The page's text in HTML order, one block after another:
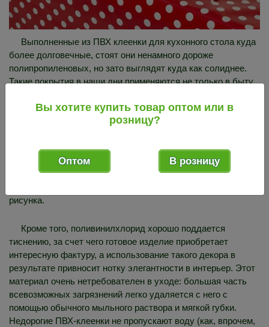
Выполненные из ПВХ клеенки для кухонного стола куда
более долговечные, стоят они ненамного дороже
полипропиленовых, но зато выглядят куда как солиднее.
Такие покрытия в наши дни применяются не только в быту,
нередко комбинируют с классическими скатертями из
натуральных тканей – льна или шелка. Поливинилхлорид
выгорает на солнце (за счет введения в сырье
светопоглощающих красителей). На протяжении многих лет
такой настольный материал будет сохранять свои
рисунка.
Кроме того, поливинилхлорид хорошо поддается
тиснению, за счет чего готовое изделие приобретает
интересную фактуру, а использование такого декора в
результате привносит нотку элегантности в интерьер. Этот
материал очень нетребователен в уходе: большая часть
всевозможных загрязнений легко удаляется с него с
помощью обычного мыльного раствора и мягкой губки.
Недорогие ПВХ-клеенки не пропускают воду (как, впрочем,
Вы хотите купить товар оптом или в
розницу?
Оптом В розницу